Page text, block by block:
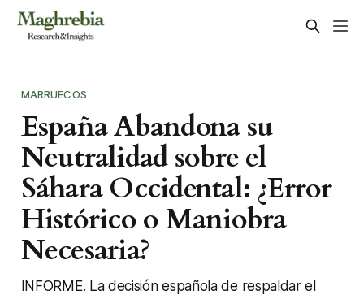
MARRUECOS
España Abandona su
Neutralidad sobre el
Sáhara Occidental: ¿Error
Histórico o Maniobra
Necesaria?
INFORME. La decisión española de respaldar el